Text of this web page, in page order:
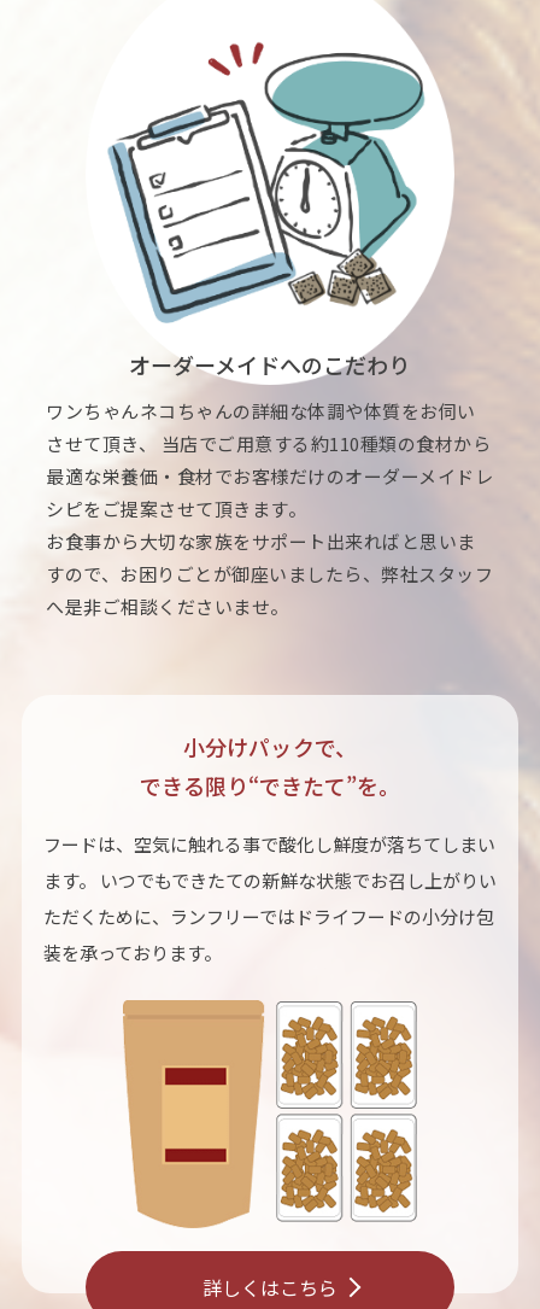
オーダーメイドへのこだわり
ワンちゃんネコちゃんの詳細な体調や体質をお伺い
させて頂き、 当店でご用意する約110種類の食材から
最適な栄養価・食材でお客様だけのオーダーメイドレ
シピをご提案させて頂きます。
お食事から大切な家族をサポート出来ればと思いま
すので、お困りごとが御座いましたら、弊社スタッフ
へ是非ご相談くださいませ。
小分けパックで、
できる限り“できたて”を。
フードは、空気に触れる事で酸化し鮮度が落ちてしまい
ます。 いつでもできたての新鮮な状態でお召し上がりい
ただくために、ランフリーではドライフードの小分け包
装を承っております。
詳しくはこちら